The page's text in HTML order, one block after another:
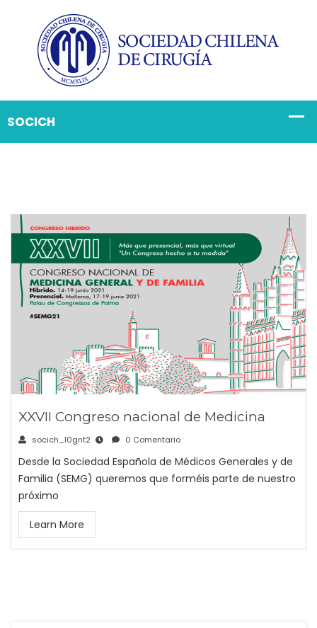
XXVII Congreso nacional de Medicina
socich_l0gnt2 0 Comentario
Desde la Sociedad Española de Médicos Generales y de
Familia (SEMG) queremos que forméis parte de nuestro
próximo
Learn More